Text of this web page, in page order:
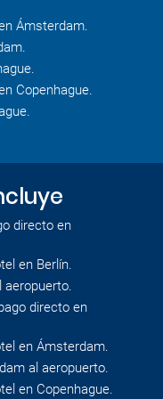
Ámsterdam.
Copenhague.
directo en
en Berlín.
aeropuerto.
directo en
en Ámsterdam.
al aeropuerto.
en Copenhague.